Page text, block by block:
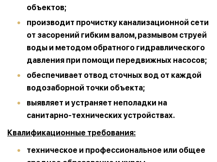
объектов;
производит прочистку канализационной сети
от засорений гибким валом, размывом струей
воды и методом обратного гидравлического
давления при помощи передвижных насосов;
обеспечивает отвод сточных вод от каждой
водозаборной точки объекта;
выявляет и устраняет неполадки на
санитарно-технических устройствах.
Квалификационные требования:
техническое и профессиональное или общее